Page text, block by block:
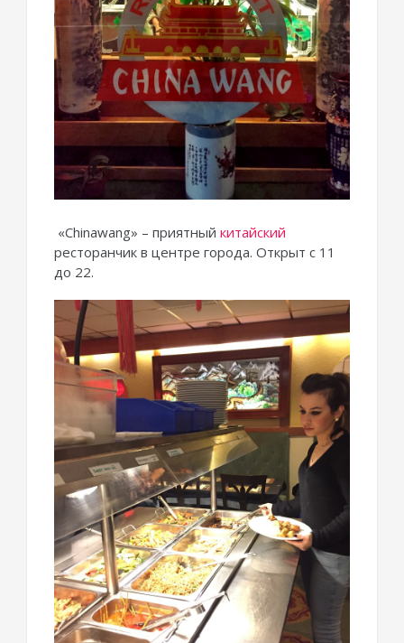
«Chinawang» – приятный китайский
ресторанчик в центре города. Открыт с 11
до 22.